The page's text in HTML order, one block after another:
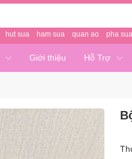
hut sua ham sua quan ao pha sua
Giới thiệu Hỗ Trợ